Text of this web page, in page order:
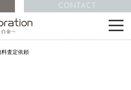
CONTACT
料査定依頼